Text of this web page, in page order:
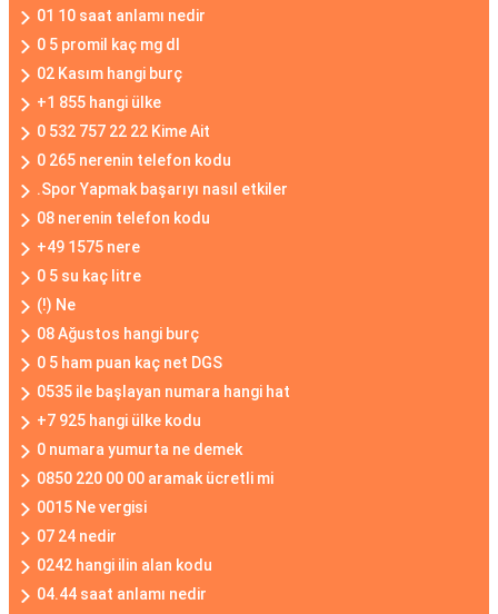
01 10 saat anlamı nedir
0 5 promil kaç mg dl
02 Kasım hangi burç
+1 855 hangi ülke
0 532 757 22 22 Kime Ait
0 265 nerenin telefon kodu
.Spor Yapmak başarıyı nasıl etkiler
08 nerenin telefon kodu
+49 1575 nere
0 5 su kaç litre
(!) Ne
08 Ağustos hangi burç
0 5 ham puan kaç net DGS
0535 ile başlayan numara hangi hat
+7 925 hangi ülke kodu
0 numara yumurta ne demek
0850 220 00 00 aramak ücretli mi
0015 Ne vergisi
07 24 nedir
0242 hangi ilin alan kodu
04.44 saat anlamı nedir